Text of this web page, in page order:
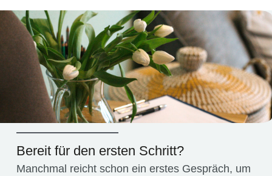
Bereit für den ersten Schritt?
Manchmal reicht schon ein erstes Gespräch, um